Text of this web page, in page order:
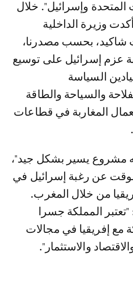
المتحدة وإسرائيل". خلال
وزيرة الداخلية
شاكيد، بحسب مصدرنا،
عزم إسرائيل على توسيع
السياسة
والسياحة والطاقة
المغاربة في قطاعات
مشروع يسير بشكل جيد"،
عن رغبة إسرائيل في
من خلال المغرب.
المملكة جسرا
مع إفريقيا في مجالات
والاستثمار".